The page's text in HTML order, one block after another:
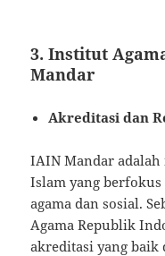
3.Institut
Mandar
Akreditasi dan
IAIN Mandar
Islam yang
agama dan sosial.
Agama Republik
akreditasi yang baik